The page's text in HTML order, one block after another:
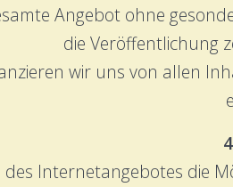
Angebot ohne
die Veröffentlichung
wir uns von allen
Internetangebotes die